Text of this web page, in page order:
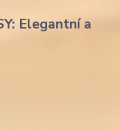
Elegantní a